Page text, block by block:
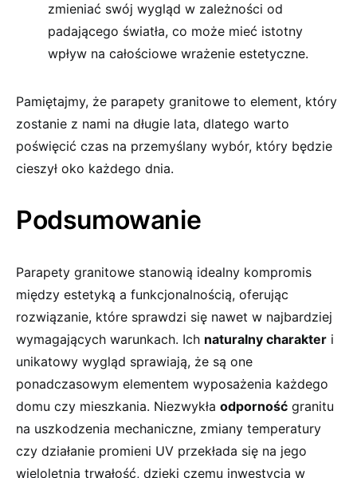
zmieniać swój wygląd w zależności od
padającego światła, co może mieć istotny
wpływ na całościowe wrażenie estetyczne.
Pamiętajmy, że parapety granitowe to element, który
zostanie z nami na długie lata, dlatego warto
poświęcić czas na przemyślany wybór, który będzie
cieszył oko każdego dnia.
Podsumowanie
Parapety granitowe stanowią idealny kompromis
między estetyką a funkcjonalnością, oferując
rozwiązanie, które sprawdzi się nawet w najbardziej
wymagających warunkach. Ich naturalny charakter i
unikatowy wygląd sprawiają, że są one
ponadczasowym elementem wyposażenia każdego
domu czy mieszkania. Niezwykła odporność granitu
na uszkodzenia mechaniczne, zmiany temperatury
czy działanie promieni UV przekłada się na jego
wieloletnią trwałość, dzięki czemu inwestycja w